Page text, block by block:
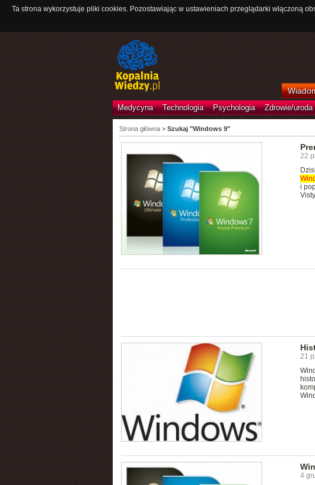
Ta strona wykorzystuje pliki cookies. Pozostawiając w ustawieniach przeglądarki włączoną
Medycyna Technologia Psychologia Zdrowie/uroda
Strona główna> Szukaj "Windows 9"
22
i
21
4